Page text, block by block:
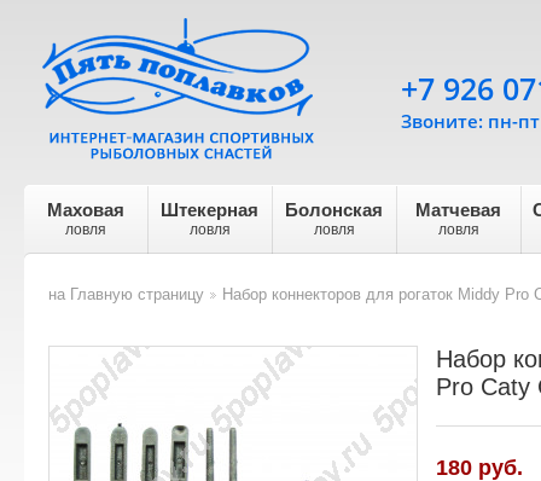
Маховая
ловля
Штекерная
ловля
Болонская
ловля
Матчевая
ловля
+7 926
Звоните: пн-
на Главную страницу
Набор коннекторов для рогаток Middy Pro
Набор
Pro Caty
180 руб.